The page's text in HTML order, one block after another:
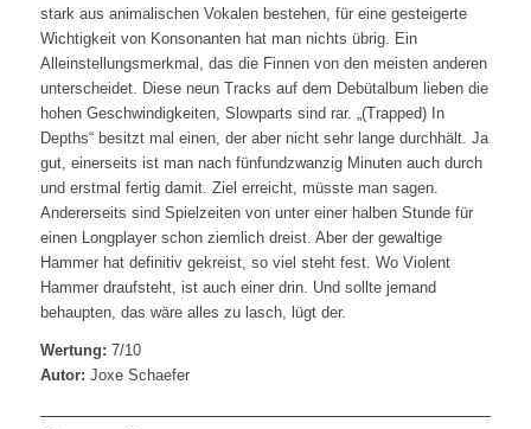
stark aus animalischen Vokalen bestehen, für eine gesteigerte
Wichtigkeit von Konsonanten hat man nichts übrig. Ein
Alleinstellungsmerkmal, das die Finnen von den meisten anderen
unterscheidet. Diese neun Tracks auf dem Debütalbum lieben die
hohen Geschwindigkeiten, Slowparts sind rar. „(Trapped) In
Depths“ besitzt mal einen, der aber nicht sehr lange durchhält. Ja
gut, einerseits ist man nach fünfundzwanzig Minuten auch durch
und erstmal fertig damit. Ziel erreicht, müsste man sagen.
Andererseits sind Spielzeiten von unter einer halben Stunde für
einen Longplayer schon ziemlich dreist. Aber der gewaltige
Hammer hat definitiv gekreist, so viel steht fest. Wo Violent
Hammer draufsteht, ist auch einer drin. Und sollte jemand
behaupten, das wäre alles zu lasch, lügt der.
Wertung: 7/10
Autor: Joxe Schaefer